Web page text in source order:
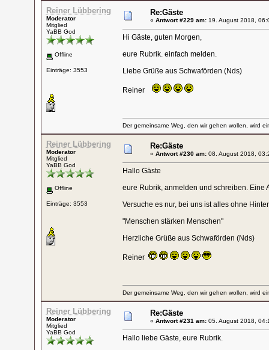
Reiner Lübbering
Moderator
Mitglied
YaBB God
Offline
Einträge: 3553
Re:Gäste
« Antwort #229 am:19. August 2018,
Hi Gäste, guten Morgen,
eure Rubrik. einfach melden.
Liebe Grüße aus Schwaförden (Nds)
Reiner
Der gemeinsame Weg, den wir gehen wollen, wird
Reiner Lübbering
Moderator
Mitglied
YaBB God
Offline
Einträge: 3553
Re:Gäste
« Antwort #230 am:08. August 2018,
Hallo Gäste
eure Rubrik, anmelden und schreiben. Eine
Versuche es nur, bei uns ist alles ohne
"Menschen stärken Menschen"
Herzliche Grüße aus Schwaförden (Nds)
Reiner
Der gemeinsame Weg, den wir gehen wollen, wird
Reiner Lübbering
Moderator
Mitglied
YaBB God
Re:Gäste
« Antwort #231 am:05. August 2018,
Hallo liebe Gäste, eure Rubrik.